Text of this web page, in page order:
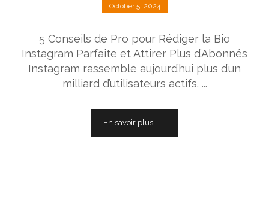
October 5, 2024
5 Conseils de Pro pour Rédiger la Bio
Instagram Parfaite et Attirer Plus d’Abonnés
Instagram rassemble aujourd’hui plus d’un
milliard d’utilisateurs actifs. ...
En savoir plus